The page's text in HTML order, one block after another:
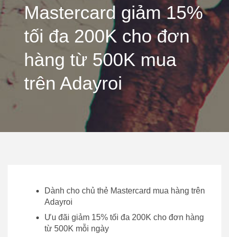
Mastercard giảm 15%
tối đa 200K cho đơn
hàng từ 500K mua
trên Adayroi
Dành cho chủ thẻ Mastercard mua hàng trên
Adayroi
Ưu đãi giảm 15% tối đa 200K cho đơn hàng
từ 500K mỗi ngày